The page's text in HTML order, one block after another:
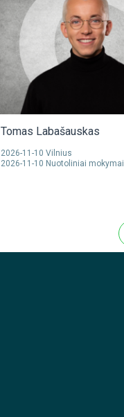
Tomas Labašauskas
2026-11-10 Vilnius
2026-11-10 Nuotoliniai mokymai